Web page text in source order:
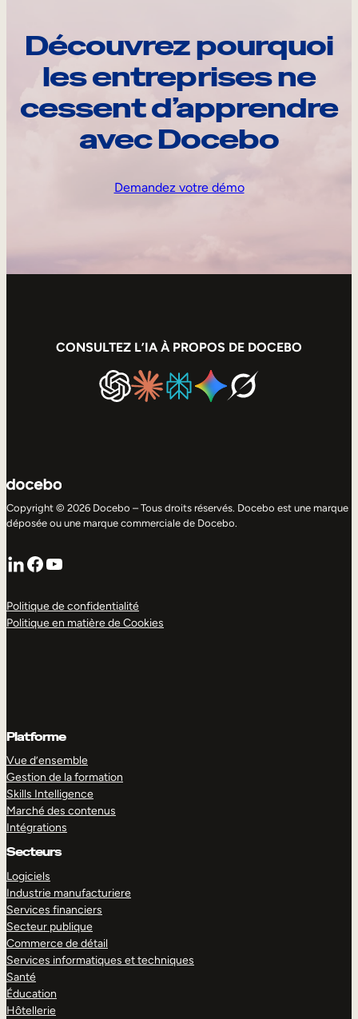
Découvrez pourquoi
les entreprises ne
cessent d’apprendre
avec Docebo
Demandez votre démo
CONSULTEZ L’IA À PROPOS DE DOCEBO
Copyright © 2026 Docebo – Tous droits réservés. Docebo est une marque
déposée ou une marque commerciale de Docebo.
LinkedIn
Facebook
YouTube
Politique de confidentialité
Politique en matière de Cookies
Platforme
Vue d’ensemble
Gestion de la formation
Skills Intelligence
Marché des contenus
Intégrations
Secteurs
Logiciels
Industrie manufacturiere
Services financiers
Secteur publique
Commerce de détail
Services informatiques et techniques
Santé
Éducation
Hôtellerie